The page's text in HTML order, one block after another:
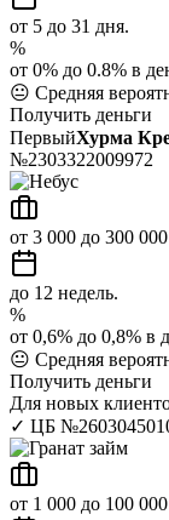
от 5 до 31 дня.
%
от 0% до 0.8% в
😐 Средняя
Получить деньги
ПервыйХурма
№2303322009972
от 3 000 до 300
до 12 недель.
%
от 0,6% до 0,8% в
😐 Средняя
Получить деньги
Для новых
✓ ЦБ
от 1 000 до 100